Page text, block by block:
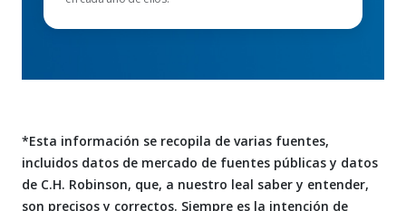
*Esta información se recopila de varias fuentes,
incluidos datos de mercado de fuentes públicas y datos
de C.H. Robinson, que, a nuestro leal saber y entender,
son precisos y correctos. Siempre es la intención de